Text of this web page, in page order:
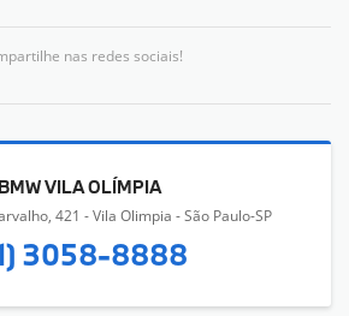
nas redes sociais!
BMW VILA OLÍMPIA
421 - Vila Olimpia - São Paulo-SP
3058-8888